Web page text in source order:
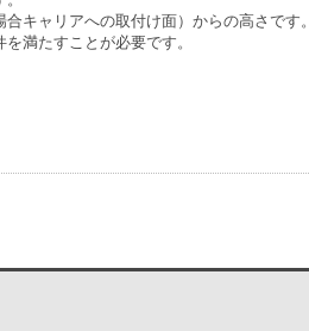
キャリアへの取付け面）からの高さです。
満たすことが必要です。